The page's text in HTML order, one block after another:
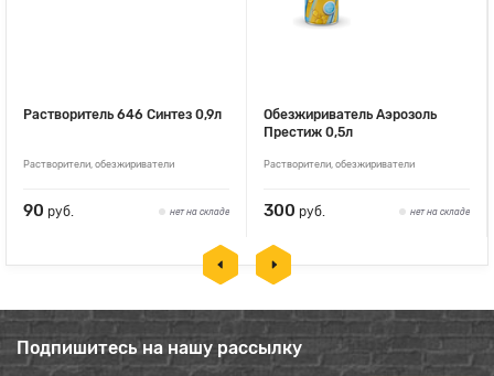
Растворитель 646 Синтез 0,9л
Растворители, обезжириватели
90 руб. нет на складе
Обезжириватель Аэрозоль
Престиж 0,5л
Растворители, обезжириватели
300 руб. нет на складе
Подпишитесь на нашу рассылку